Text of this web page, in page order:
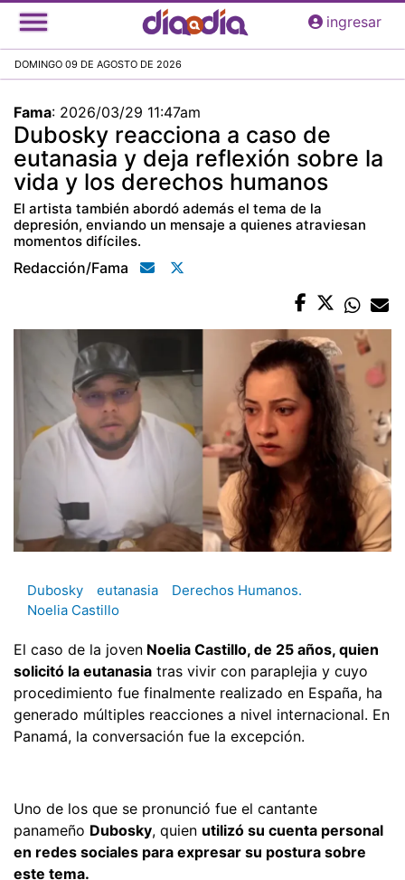
Pasar
al
principal
ingresar
DOMINGO 09 DE AGOSTO DE 2026
Fama: 2026/03/29 11:47am
Dubosky reacciona a caso de
eutanasia y deja reflexión sobre la
vida y los derechos humanos
El artista también abordó además el tema de la
depresión, enviando un mensaje a quienes atraviesan
momentos difíciles.
Redacción/fama
Dubosky eutanasia
Derechos Humanos.
Noelia Castillo
El caso de la joven Noelia Castillo, de 25 años, quien
solicitó la eutanasia tras vivir con paraplejia y cuyo
procedimiento fue finalmente realizado en España, ha
generado múltiples reacciones a nivel internacional. En
Panamá, la conversación fue la excepción.
Uno de los que se pronunció fue el cantante
panameño Dubosky, quien utilizó su cuenta personal
en redes sociales para expresar su postura sobre
este tema.